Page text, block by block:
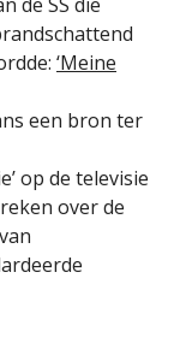
‘Meine
een bron ter
op de televisie
over de